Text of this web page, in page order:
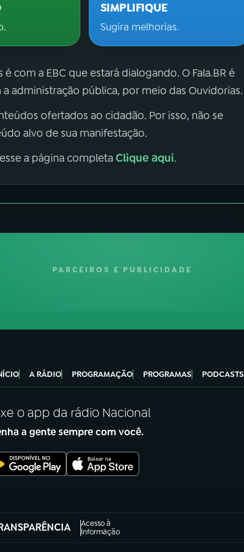
SIMPLIFIQUE
Sugira melhorias.
com a EBC que estará dialogando. O Fala.BR é
administração pública, por meio das Ouvidorias.
ofertados ao cidadão. Por isso, não se
alvo de sua manifestação.
a página completaClique aqui.
PARCEIROS E PUBLICIDADE
A RÁDIO PROGRAMAÇÃO PROGRAMAS PODCASTS
o app da rádio Nacional
a gente sempre com você.
Acesso à
Informação
em nova aba)